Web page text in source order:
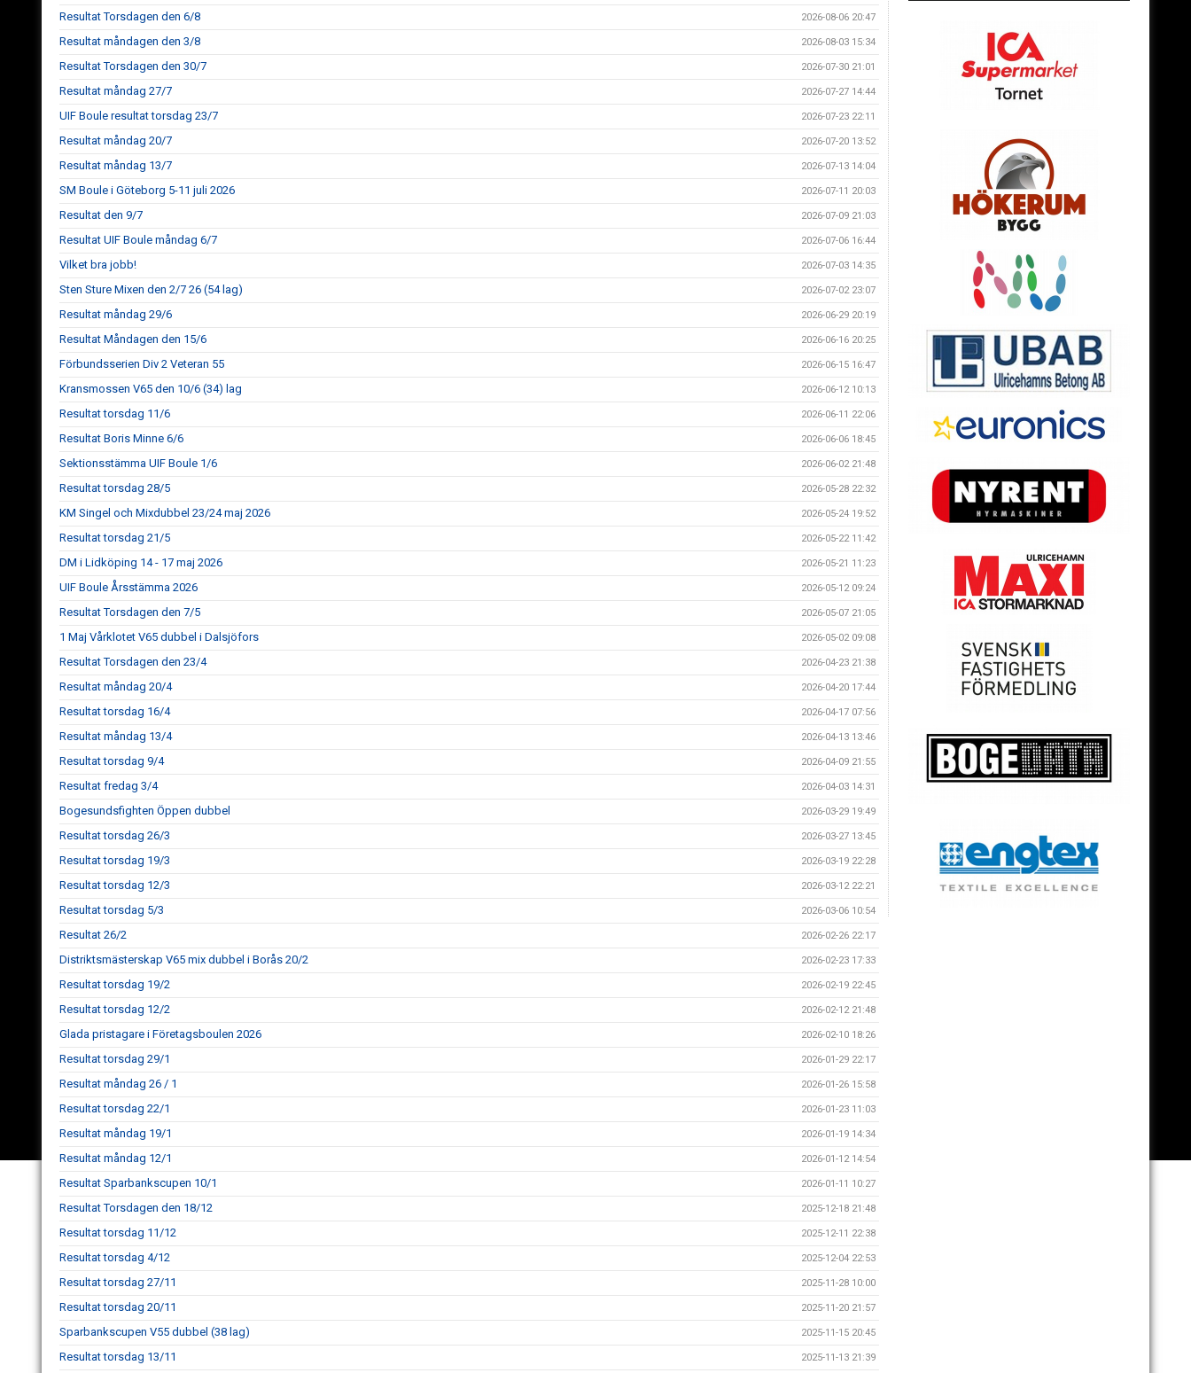
Resultat Torsdagen den 6/8 2026-08-06 20:47
Resultat måndagen den 3/8 2026-08-03 15:34
Resultat Torsdagen den 30/7 2026-07-30 21:01
Resultat måndag 27/7 2026-07-27 14:44
UIF Boule resultat torsdag 23/7 2026-07-23 22:11
Resultat måndag 20/7 2026-07-20 13:52
Resultat måndag 13/7 2026-07-13 14:04
SM Boule i Göteborg 5-11 juli 2026 2026-07-11 20:03
Resultat den 9/7 2026-07-09 21:03
Resultat UIF Boule måndag 6/7 2026-07-06 16:44
Vilket bra jobb! 2026-07-03 14:35
Sten Sture Mixen den 2/7 26 (54 lag) 2026-07-02 23:07
Resultat måndag 29/6 2026-06-29 20:19
Resultat Måndagen den 15/6 2026-06-16 20:25
Förbundsserien Div 2 Veteran 55 2026-06-15 16:47
Kransmossen V65 den 10/6 (34) lag 2026-06-12 10:13
Resultat torsdag 11/6 2026-06-11 22:06
Resultat Boris Minne 6/6 2026-06-06 18:45
Sektionsstämma UIF Boule 1/6 2026-06-02 21:48
Resultat torsdag 28/5 2026-05-28 22:32
KM Singel och Mixdubbel 23/24 maj 2026 2026-05-24 19:52
Resultat torsdag 21/5 2026-05-22 11:42
DM i Lidköping 14 - 17 maj 2026 2026-05-21 11:23
UIF Boule Årsstämma 2026 2026-05-12 09:24
Resultat Torsdagen den 7/5 2026-05-07 21:05
1 Maj Vårklotet V65 dubbel i Dalsjöfors 2026-05-02 09:08
Resultat Torsdagen den 23/4 2026-04-23 21:38
Resultat måndag 20/4 2026-04-20 17:44
Resultat torsdag 16/4 2026-04-17 07:56
Resultat måndag 13/4 2026-04-13 13:46
Resultat torsdag 9/4 2026-04-09 21:55
Resultat fredag 3/4 2026-04-03 14:31
Bogesundsfighten Öppen dubbel 2026-03-29 19:49
Resultat torsdag 26/3 2026-03-27 13:45
Resultat torsdag 19/3 2026-03-19 22:28
Resultat torsdag 12/3 2026-03-12 22:21
Resultat torsdag 5/3 2026-03-06 10:54
Resultat 26/2 2026-02-26 22:17
Distriktsmästerskap V65 mix dubbel i Borås 20/2 2026-02-23 17:33
Resultat torsdag 19/2 2026-02-19 22:45
Resultat torsdag 12/2 2026-02-12 21:48
Glada pristagare i Företagsboulen 2026 2026-02-10 18:26
Resultat torsdag 29/1 2026-01-29 22:17
Resultat måndag 26 / 1 2026-01-26 15:58
Resultat torsdag 22/1 2026-01-23 11:03
Resultat måndag 19/1 2026-01-19 14:34
Resultat måndag 12/1 2026-01-12 14:54
Resultat Sparbankscupen 10/1 2026-01-11 10:27
Resultat Torsdagen den 18/12 2025-12-18 21:48
Resultat torsdag 11/12 2025-12-11 22:38
Resultat torsdag 4/12 2025-12-04 22:53
Resultat torsdag 27/11 2025-11-28 10:00
Resultat torsdag 20/11 2025-11-20 21:57
Sparbankscupen V55 dubbel (38 lag) 2025-11-15 20:45
Resultat torsdag 13/11 2025-11-13 21:39